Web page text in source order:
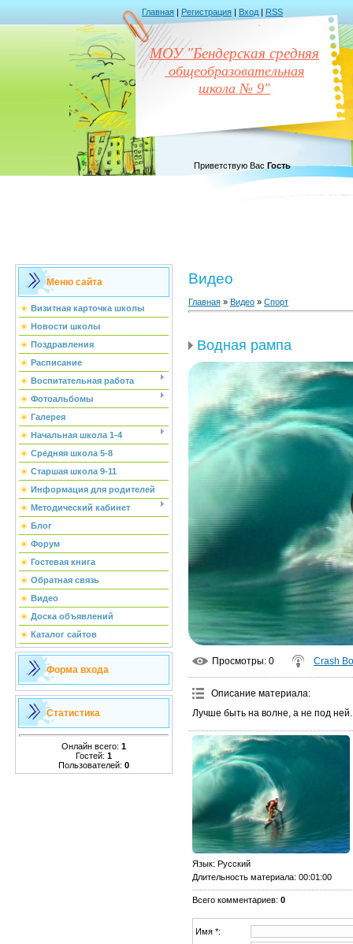
Главная | Регистрация | Вход | RSS
МОУ "Бендерская средняя
общеобразовательная
школа № 9"
Приветствую Вас Гость
Меню сайта
Визитная карточка школы
Новости школы
Поздравления
Расписание
Воспитательная работа
Фотоальбомы
Галерея
Начальная школа 1-4
Средняя школа 5-8
Старшая школа 9-11
Информация для родителей
Методический кабинет
Блог
Форум
Гостевая книга
Обратная связь
Видео
Доска объявлений
Каталог сайтов
Форма входа
Статистика
Онлайн всего: 1
Гостей: 1
Пользователей: 0
Видео
Главная » Видео » Спорт
Водная рампа
Просмотры: 0 Crash
Описание материала:
Лучше быть на волне, а не под ней.
Язык: Русский
Длительность материала: 00:01:00
Всего комментариев: 0
Имя *: